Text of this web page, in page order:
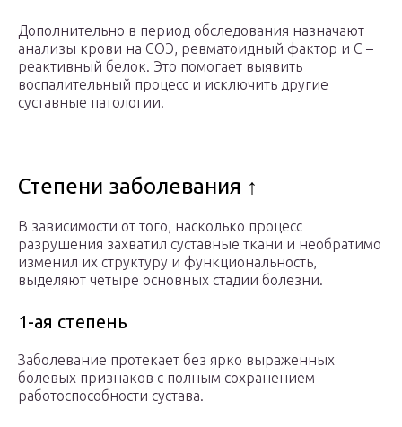
Дополнительно в период обследования назначают
анализы крови на СОЭ, ревматоидный фактор и С –
реактивный белок. Это помогает выявить
воспалительный процесс и исключить другие
суставные патологии.
Степени заболевания ↑
В зависимости от того, насколько процесс
разрушения захватил суставные ткани и необратимо
изменил их структуру и функциональность,
выделяют четыре основных стадии болезни.
1-ая степень
Заболевание протекает без ярко выраженных
болевых признаков с полным сохранением
работоспособности сустава.